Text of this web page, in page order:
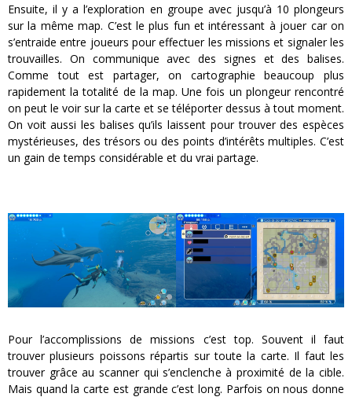
Ensuite, il y a l’exploration en groupe avec jusqu’à 10 plongeurs
sur la même map. C’est le plus fun et intéressant à jouer car on
s’entraide entre joueurs pour effectuer les missions et signaler les
trouvailles. On communique avec des signes et des balises.
Comme tout est partager, on cartographie beaucoup plus
rapidement la totalité de la map. Une fois un plongeur rencontré
on peut le voir sur la carte et se téléporter dessus à tout moment.
On voit aussi les balises qu’ils laissent pour trouver des espèces
mystérieuses, des trésors ou des points d’intérêts multiples. C’est
un gain de temps considérable et du vrai partage.
Pour l’accomplissions de missions c’est top. Souvent il faut
trouver plusieurs poissons répartis sur toute la carte. Il faut les
trouver grâce au scanner qui s’enclenche à proximité de la cible.
Mais quand la carte est grande c’est long. Parfois on nous donne